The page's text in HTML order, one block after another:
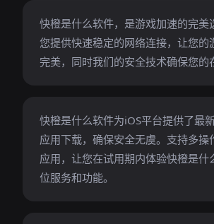
快橙是什么软件，是游戏加速的完美
您提供快速稳定的网络连接，让您的
完美，同时我们的安全技术确保您的
快橙是什么软件为iOS平台提供了最
应用下载，确保安全无虞。支持多操
应用，让您在试用期内体验快橙是什
位服务和功能。